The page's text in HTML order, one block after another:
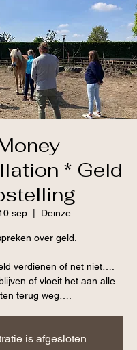
* Geld
sep Deinze
over geld.
verdienen of net niet….
of vloeit het aan alle
is afgesloten